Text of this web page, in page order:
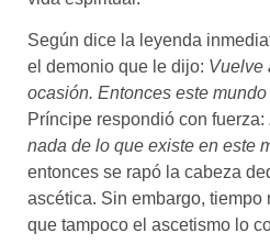
Según dice la leyenda
el demonio que le dijo: Vuelve
ocasión. Entonces este
Príncipe respondió con fuerza:
nada de lo que existe en este
entonces se rapó la cabeza
ascética. Sin embargo, tiempo
que tampoco el ascetismo lo